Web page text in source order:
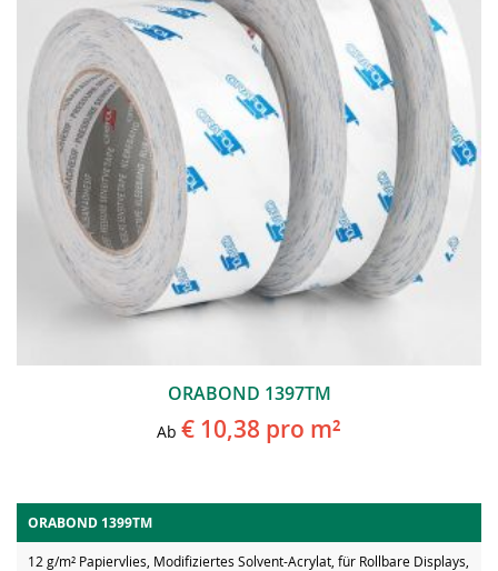
ORABOND 1397TM
Ab € 10,38 pro m²
ORABOND 1399TM
12 g/m² Papiervlies, Modifiziertes Solvent-Acrylat, für Rollbare Displays,